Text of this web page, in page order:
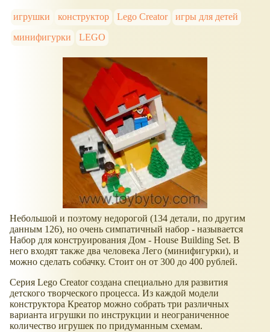
игрушки конструктор Lego Creator
игры для детей
минифигурки
LEGO
Небольшой и поэтому недорогой (134 детали, по другим
данным 126), но очень симпатичный набор - называется
Набор для конструирования Дом - House Building Set. В
него входят также два человека Лего (минифигурки), и
можно сделать собачку. Стоит он от 300 до 400 рублей.
Серия Lego Creator создана специально для развития
детского творческого процесса. Из каждой модели
конструктора Креатор можно собрать три различных
варианта игрушки по инструкции и неограниченное
количество игрушек по придуманным схемам.